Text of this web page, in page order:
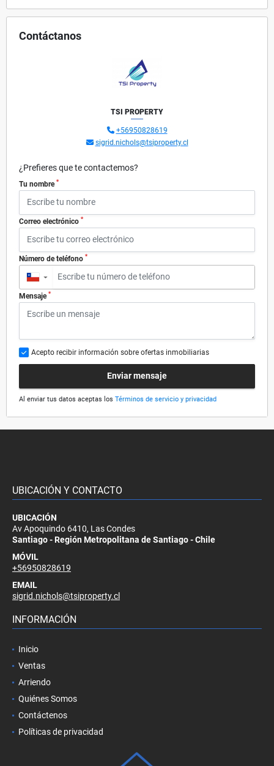
Contáctanos
TSI PROPERTY
+56950828619
sigrid.nichols@tsiproperty.cl
¿Prefieres que te contactemos?
Tu nombre *
Correo electrónico *
Número de teléfono *
▼
Mensaje *
Acepto recibir información sobre ofertas inmobiliarias
Enviar mensaje
Al enviar tus datos aceptas los Términos de servicio y privacidad
UBICACIÓN Y CONTACTO
UBICACIÓN
Av Apoquindo 6410, Las Condes
Santiago - Región Metropolitana de Santiago - Chile
MÓVIL
+56950828619
EMAIL
sigrid.nichols@tsiproperty.cl
INFORMACIÓN
Inicio
Ventas
Arriendo
Quiénes Somos
Contáctenos
Políticas de privacidad